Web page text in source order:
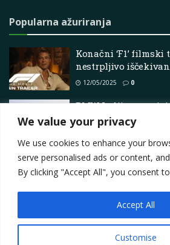
We value your privacy
We use cookies to enhance your
serve personalised ads or content,
By clicking "Accept All", you consent
Customise
Accept All
Popularna ažuriranja
Konačni ‘F1’
nestrpljivo
12/05/2025 0
BMW Indija
drifting u
Contact
Privacy Policy
Terms Marketing i